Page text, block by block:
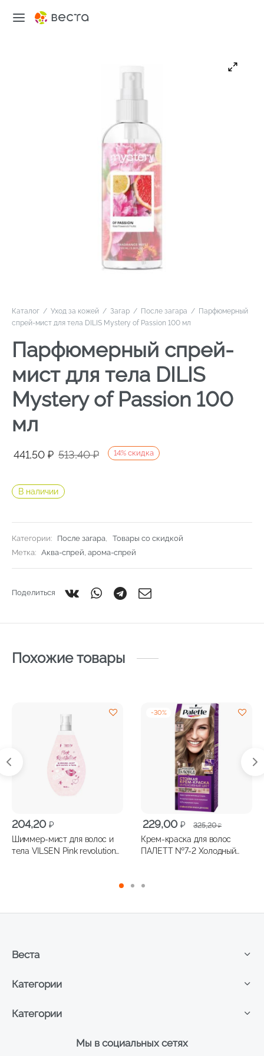
Каталог / Уход за кожей / Загар / После загара / Парфюмерный
спрей-мист для тела DILIS Mystery of Passion 100 мл
Парфюмерный спрей-
мист для тела DILIS
Mystery of Passion 100
мл
14% скидка
513,40₽
Первоначальная
составляла
441,50 ₽
Текущая
441,50 ₽.
В наличии
Категории: После загара,
Товары со скидкой
Метка: Аква-спрей, арома-спрей
Поделиться
Похожие товары
204,20 ₽
Шиммер-мист для волос и
тела VILSEN Pink revolution
-30%
325,20₽
Первоначальная
цена
составляла
229,00 ₽
Текущая
цена:
229,00 ₽.
Крем-краска для волос
ПАЛЕТТ №7-2 Холодный
Мы в социальных сетях
Категории
Категории
Веста